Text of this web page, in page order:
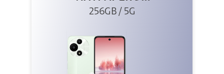
256GB Verde +
256GB / 5G